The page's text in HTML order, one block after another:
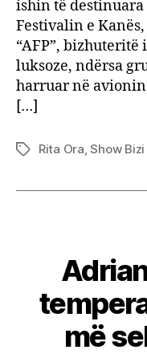
ishin të
Festivalin e
“AFP”,
luksoze, ndërsa
harruar në avionin
[…]
TagsRita Ora,Show
më